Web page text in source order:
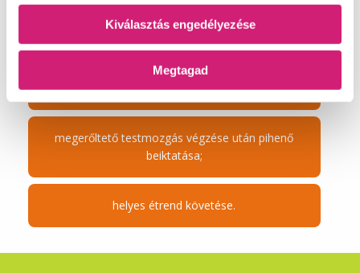
Kiválasztás engedélyezése
Megtagad
a helyes testtartás megőrzése;
megerőltető testmozgás végzése után pihenő
beiktatása;
helyes étrend követése.